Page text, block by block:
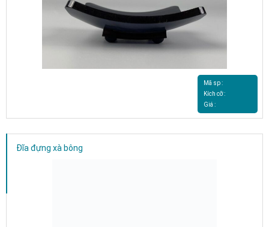
Mã sp :
Kích cỡ :
Giá :
Đĩa đựng xà bông